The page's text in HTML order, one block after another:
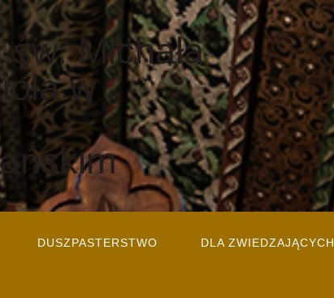
Michała
w
DUSZPASTERSTWO DLA ZWIEDZAJĄCYCH